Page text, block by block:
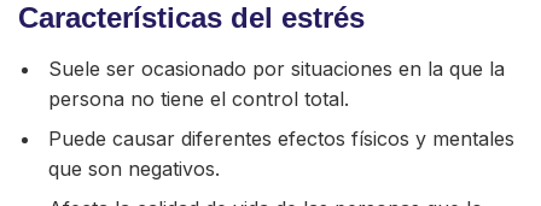
Características del estrés
Suele ser ocasionado por situaciones en la que la
persona no tiene el control total.
Puede causar diferentes efectos físicos y mentales
que son negativos.